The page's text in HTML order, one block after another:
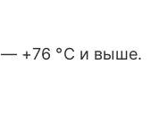
— +76 °C и выше.